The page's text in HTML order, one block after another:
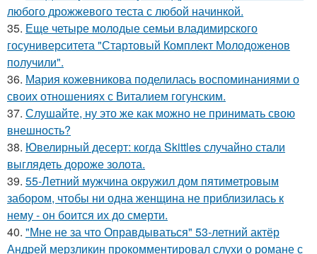
любого дрожжевого теста с любой начинкой.
35. Еще четыре молодые семьи владимирского
госуниверситета "Стартовый Комплект Молодоженов
получили".
36. Мария кожевникова поделилась воспоминаниями о
своих отношениях с Виталием гогунским.
37. Слушайте, ну это же как можно не принимать свою
внешность?
38. Ювелирный десерт: когда Skittles случайно стали
выглядеть дороже золота.
39. 55-Летний мужчина окружил дом пятиметровым
забором, чтобы ни одна женщина не приблизилась к
нему - он боится их до смерти.
40. "Мне не за что Оправдываться" 53-летний актёр
Андрей мерзликин прокомментировал слухи о романе с